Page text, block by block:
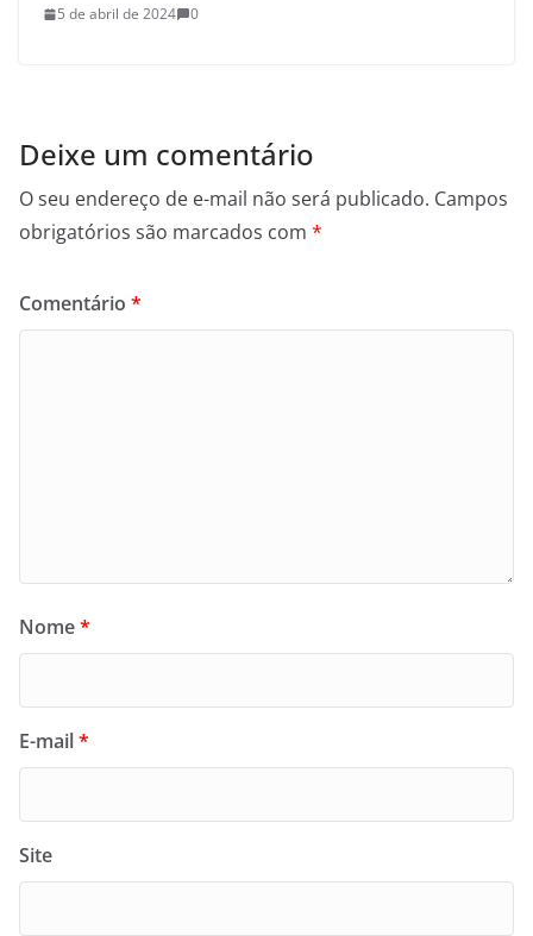
5 de abril de 2024 0
Deixe um comentário
O seu endereço de e-mail não será publicado. Campos
obrigatórios são marcados com *
Comentário *
Nome*
E-mail*
Site